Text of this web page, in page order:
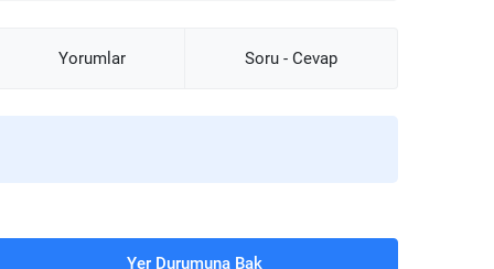
Yorumlar Soru - Cevap
Yer Durumuna Bak